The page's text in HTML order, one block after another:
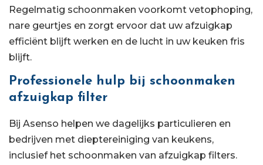
Regelmatig schoonmaken voorkomt vetophoping,
nare geurtjes en zorgt ervoor dat uw afzuigkap
efficiënt blijft werken en de lucht in uw keuken fris
blijft.
Professionele hulp bij schoonmaken
afzuigkap filter
Bij Asenso helpen we dagelijks particulieren en
bedrijven met dieptereiniging van keukens,
inclusief het schoonmaken van afzuigkap filters.